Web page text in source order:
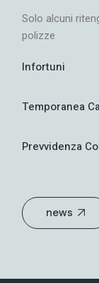
Solo alcuni
polizze
Infortuni
Temporanea
Prevvidenza
news